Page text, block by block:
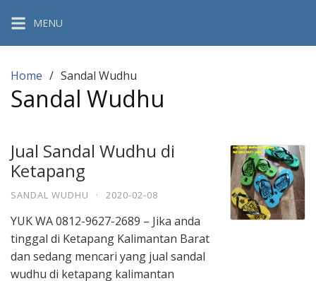
content
MENU
Home Sandal Wudhu
Sandal Wudhu
Jual Sandal Wudhu di
Ketapang
SANDAL WUDHU · 2020-02-08
YUK WA 0812-9627-2689 – Jika anda
tinggal di Ketapang Kalimantan Barat
dan sedang mencari yang jual sandal
wudhu di ketapang kalimantan